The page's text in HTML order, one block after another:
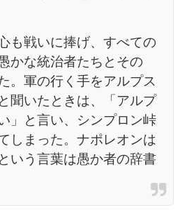
も戦いに捧げ、すべての
かな統治者たちとその
。軍の行く手をアルプス
聞いたときは、「アルプ
」と言い、シンプロン峠
しまった。ナポレオンは
いう言葉は愚か者の辞書